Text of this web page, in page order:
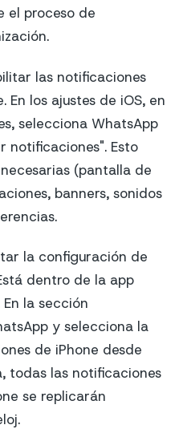
el proceso de
las notificaciones
En los ajustes de iOS, en
selecciona WhatsApp
notificaciones". Esto
(pantalla de
banners, sonidos
la configuración de
dentro de la app
la sección
y selecciona la
de iPhone desde
todas las notificaciones
se replicarán